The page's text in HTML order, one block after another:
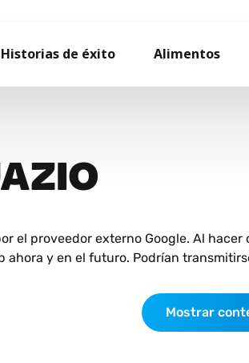
Historias de éxito Alimentos
el proveedor externo Google. Al
ahora y en el futuro. Podrían
Mostrar